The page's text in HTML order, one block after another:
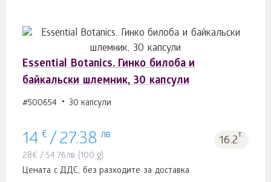
Essential Botanics. Гинко билоба и
байкальски шлемник, 30 капсули
#500654 30 капсули
14 € /27.38 лв 16.2т.
28€ /54.76лв (100 g)
Цената с ДДС, без разходите за доставка